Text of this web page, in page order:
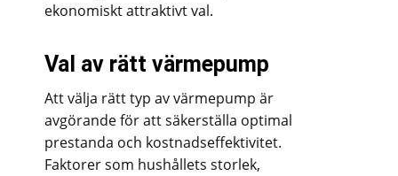
ekonomiskt attraktivt val.
Val av rätt värmepump
Att välja rätt typ av värmepump är
avgörande för att säkerställa optimal
prestanda och kostnadseffektivitet.
Faktorer som hushållets storlek,